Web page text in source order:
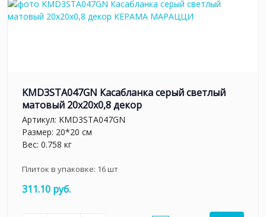
KMD3STA047GN Касабланка серый светлый
матовый 20x20x0,8 декор
Артикул: KMD3STA047GN
Размер: 20*20 см
Вес: 0.758 кг
Плиток в упаковке: 16шт
311.10 руб.